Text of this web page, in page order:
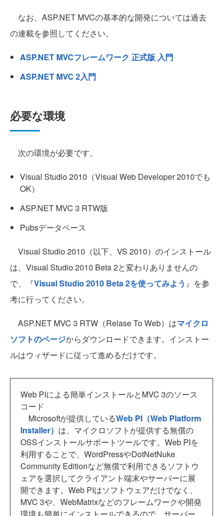
なお、ASP.NET MVCの基本的な開発については過去
の連載を参照してください。
ASP.NET MVCフレームワーク 正式版 入門
ASP.NET MVC 2入門
必要な環境
次の環境が必要です。
Visual Studio 2010（Visual Web Developer 2010でも
OK）
ASP.NET MVC 3 RTW版
Pubsデータベース
Visual Studio 2010（以下、VS 2010）のインストール
は、Visual Studio 2010 Beta 2と変わりありませんの
で、『Visual Studio 2010 Beta 2を使ってみよう 』を参
考に行ってください。
ASP.NET MVC 3 RTW（Relase To Web）はマイクロ
ソフトのページからダウンロードできます。インストー
ルはウィザードに従って進めるだけです。
Web PIによる簡単インストールとMVC 3のソース
コード
Microsoftが提供しているWeb PI（Web Platform
Installer） は、マイクロソフトが提供する無償の
OSSインストールサポートツールです。Web PIを
利用することで、WordPressやDotNetNuke
Community Editionなど無償で利用できるソフトウ
ェアを選択してクライアント端末やサーバーに展
開できます。Web PIはソフトウェアだけでなく、
MVC 3や、WebMatrixなどのフレームワークや開発
環境も簡単にインストールできるので、サーバー